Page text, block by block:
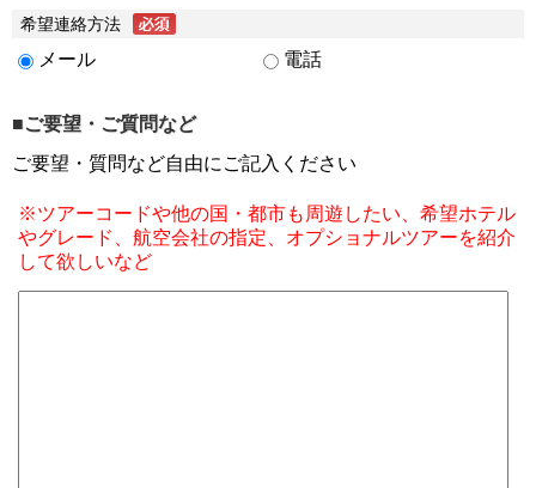
希望連絡方法
メール 電話
■ご要望・ご質問など
ご要望・質問など自由にご記入ください
※ツアーコードや他の国・都市も周遊したい、希望ホテル
やグレード、航空会社の指定、オプショナルツアーを紹介
して欲しいなど